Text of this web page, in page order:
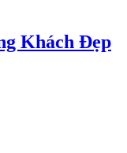
Khách Đẹp